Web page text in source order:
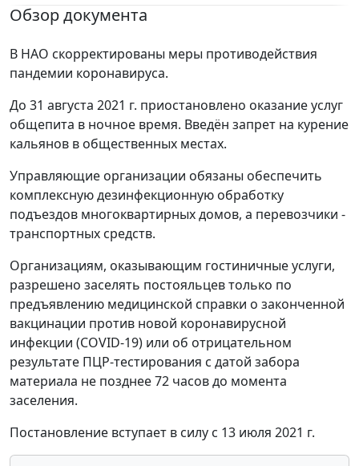
Обзор документа
В НАО скорректированы меры противодействия
пандемии коронавируса.
До 31 августа 2021 г. приостановлено оказание услуг
общепита в ночное время. Введён запрет на курение
кальянов в общественных местах.
Управляющие организации обязаны обеспечить
комплексную дезинфекционную обработку
подъездов многоквартирных домов, а перевозчики -
транспортных средств.
Организациям, оказывающим гостиничные услуги,
разрешено заселять постояльцев только по
предъявлению медицинской справки о законченной
вакцинации против новой коронавирусной
инфекции (COVID-19) или об отрицательном
результате ПЦР-тестирования с датой забора
материала не позднее 72 часов до момента
заселения.
Постановление вступает в силу с 13 июля 2021 г.